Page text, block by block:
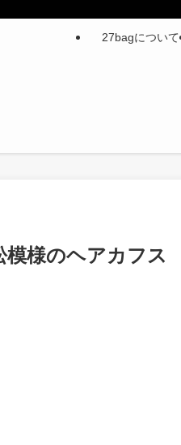
27bagについて
模様のヘアカフス